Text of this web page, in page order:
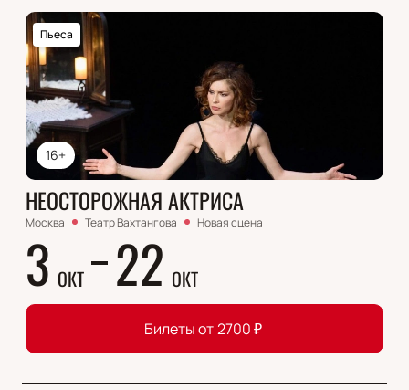
16+
Пьеса
НЕОСТОРОЖНАЯ АКТРИСА
Москва Театр Вахтангова Новая сцена
3 ОКТ 22 ОКТ
Билеты от 2700₽